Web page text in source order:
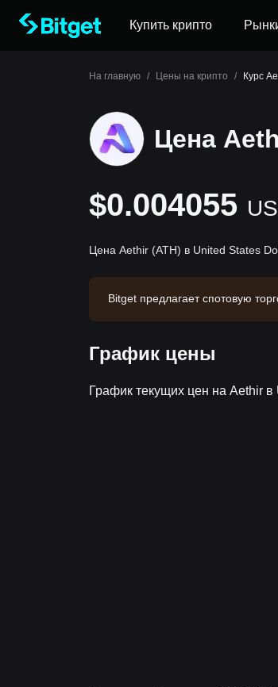
Купить крипто
На главную / Цены на крипто / Курс
Цена
$0.004055
Цена Aethir (ATH) в United States
Bitget предлагает спотовую
График цены
График текущих цен на Aethir